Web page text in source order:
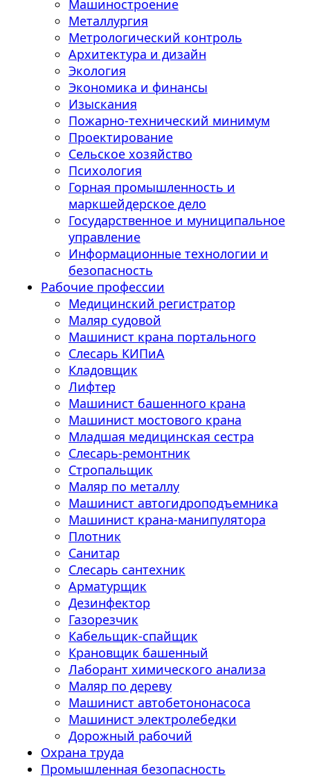
Машиностроение
Металлургия
Метрологический контроль
Архитектура и дизайн
Экология
Экономика и финансы
Изыскания
Пожарно-технический минимум
Проектирование
Сельское хозяйство
Психология
Горная промышленность и
маркшейдерское дело
Государственное и муниципальное
управление
Информационные технологии и
безопасность
Рабочие профессии
Медицинский регистратор
Маляр судовой
Машинист крана портального
Слесарь КИПиА
Кладовщик
Лифтер
Машинист башенного крана
Машинист мостового крана
Младшая медицинская сестра
Слесарь-ремонтник
Стропальщик
Маляр по металлу
Машинист автогидроподъемника
Машинист крана-манипулятора
Плотник
Санитар
Слесарь сантехник
Арматурщик
Дезинфектор
Газорезчик
Кабельщик-спайщик
Крановщик башенный
Лаборант химического анализа
Маляр по дереву
Машинист автобетононасоса
Машинист электролебедки
Дорожный рабочий
Охрана труда
Промышленная безопасность